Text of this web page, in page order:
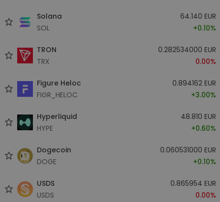
Solana
SOL
64.140 EUR
+0.10%
TRON
TRX
0.282534000 EUR
0.00%
Figure Heloc
FIGR_HELOC
0.894162 EUR
+3.00%
Hyperliquid
HYPE
48.810 EUR
+0.60%
Dogecoin
DOGE
0.060531000 EUR
+0.10%
USDS
USDS
0.865954 EUR
0.00%